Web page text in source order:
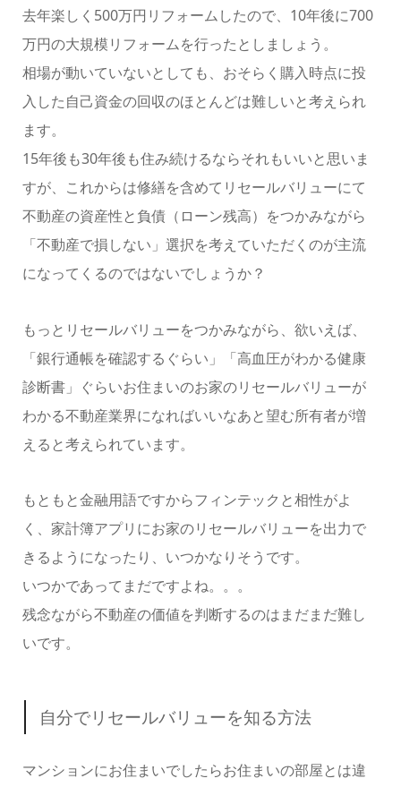
去年楽しく500万円リフォームしたので、10年後に700
万円の大規模リフォームを行ったとしましょう。
相場が動いていないとしても、おそらく購入時点に投
入した自己資金の回収のほとんどは難しいと考えられ
ます。
15年後も30年後も住み続けるならそれもいいと思いま
すが、これからは修繕を含めてリセールバリューにて
不動産の資産性と負債（ローン残高）をつかみながら
「不動産で損しない」選択を考えていただくのが主流
になってくるのではないでしょうか？
もっとリセールバリューをつかみながら、欲いえば、
「銀行通帳を確認するぐらい」「高血圧がわかる健康
診断書」ぐらいお住まいのお家のリセールバリューが
わかる不動産業界になればいいなあと望む所有者が増
えると考えられています。
もともと金融用語ですからフィンテックと相性がよ
く、家計簿アプリにお家のリセールバリューを出力で
きるようになったり、いつかなりそうです。
いつかであってまだですよね。。。
残念ながら不動産の価値を判断するのはまだまだ難し
いです。
自分でリセールバリューを知る方法
マンションにお住まいでしたらお住まいの部屋とは違